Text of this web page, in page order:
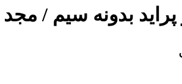
بدونه سیم / مجد